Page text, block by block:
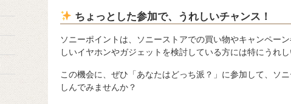
ちょっとした参加で、うれしいチャンス！
ソニーポイントは、ソニーストアでの買い物やキャンペー
しいイヤホンやガジェットを検討している方には特にうれ
この機会に、ぜひ「あなたはどっち派？」に参加して、ソ
しんでみませんか？